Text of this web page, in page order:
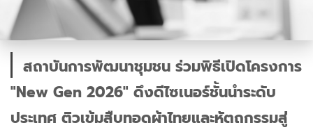
สถาบันการพัฒนาชุมชน ร่วมพิธีเปิดโครงการ
"New Gen 2026" ดึงดีไซเนอร์ชั้นนำระดับ
ประเทศ ติวเข้มสืบทอดผ้าไทยและหัตถกรรมสู่